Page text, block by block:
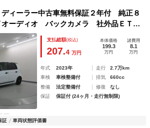
ィーラー中古車無料保証２年付 純正８
オーディオ バックカメラ 社外品ＥＴ
転席助手席エアバッグ ＬＥＤヘッド
サイドエアバッグ ＥＣＯＮ
支払総額(税込)
207.4 万円
本体価格
199.3
万円
諸費用
8.1
万円
年式 2023年 走行
2.7万km
車検
車検整備付 排気
660cc
整備
法定整備付 修復
なし
保証
保証付 (24ヶ月・走行無制限)
証 車両状態評価書